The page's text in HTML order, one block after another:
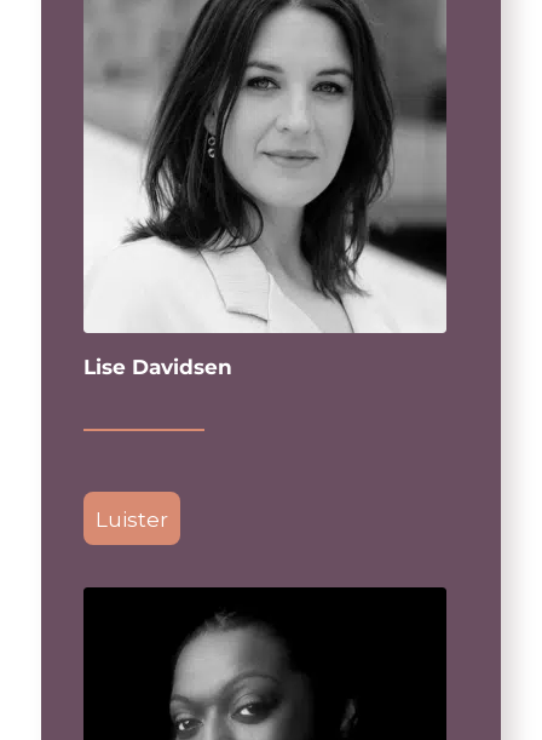
Lise Davidsen
Luister